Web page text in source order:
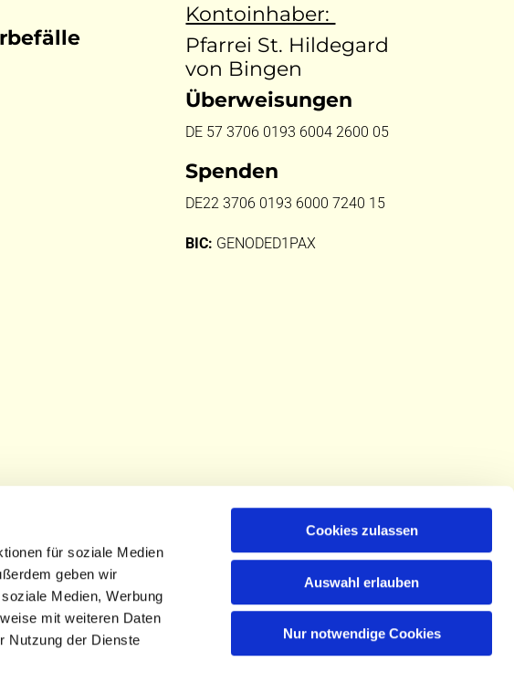
für soziale Medien
geben wir
Medien, Werbung
mit weiteren Daten
Nutzung der Dienste
Cookies zulassen
Auswahl erlauben
Nur notwendige Cookies
Kontoinhaber:
Pfarrei St. Hildegard
von Bingen
Überweisungen
DE 57 3706 0193 6004 2600 05
Spenden
DE22 3706 0193 6000 7240 15
BIC: GENODED1PAX